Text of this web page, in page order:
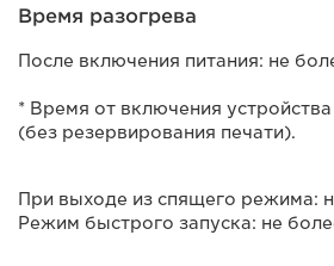
Время разогрева
После включения питания: не
* Время от включения
(без резервирования печати).
При выходе из спящего режима:
Режим быстрого запуска: не